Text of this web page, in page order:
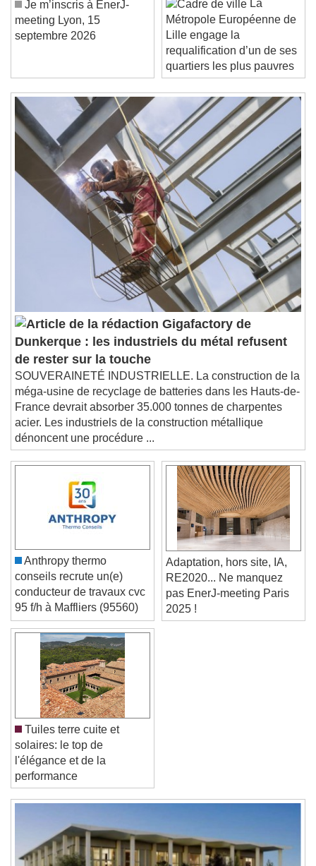
Unmute
Current Time
/
Stream TypeLIVE
Seek to live, currently behind liveLIVE
Remaining Time
0:00
1x
Playback Rate
Chapters
Chapters
Descriptions
descriptions off, selected
Subtitles
subtitles settings, opens subtitles
settings dialog
subtitles off, selected
Audio Track
Picture-in-Picture
Fullscreen
This is a modal window.
Beginning of dialog window. Escape will cancel
and close the window.
Text
Color Opacity
Text Background
Color
Caption Area Background
Font Size
Text Edge Style
Font Family
Reset
Done
Close Modal Dialog
End of dialog window.
Je m’inscris à EnerJ-
meeting Lyon, 15
La
Métropole Européenne de
Lille engage la
requalification d’un de ses
quartiers les plus pauvres
Gigafactory de
Dunkerque : les industriels du métal refusent
de rester sur la touche
SOUVERAINETÉ INDUSTRIELLE. La construction de la
méga-usine de recyclage de batteries dans les Hauts-de-
France devrait absorber 35.000 tonnes de charpentes
acier. Les industriels de la construction métallique
dénoncent une procédure ...
Anthropy thermo
conseils recrute un(e)
conducteur de travaux cvc
95 f/h à Maffliers (95560)
Adaptation, hors site, IA,
RE2020... Ne manquez
pas EnerJ-meeting Paris
2025 !
Tuiles terre cuite et
solaires: le top de
l'élégance et de la
performance